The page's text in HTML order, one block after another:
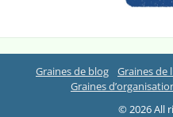
Graines de blog Graines de
Graines
© 2026 All